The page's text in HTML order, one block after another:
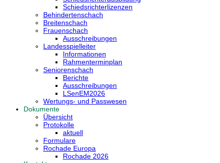
Schiedsrichterlizenzen
Behindertenschach
Breitenschach
Frauenschach
Ausschreibungen
Landesspielleiter
Informationen
Rahmenterminplan
Seniorenschach
Berichte
Ausschreibungen
LSenEM2026
Wertungs- und Passwesen
Dokumente
Übersicht
Protokolle
aktuell
Formulare
Rochade Europa
Rochade 2026